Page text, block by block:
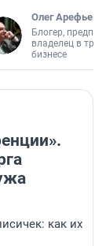
Олег Арефьев
Блогер,
владелец в
бизнесе
как их